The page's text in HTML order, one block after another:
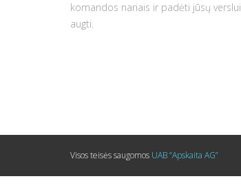
komandos nariais ir padėti jūsų verslui
augti.
Visos teisės saugomos UAB “Apskaita AG”